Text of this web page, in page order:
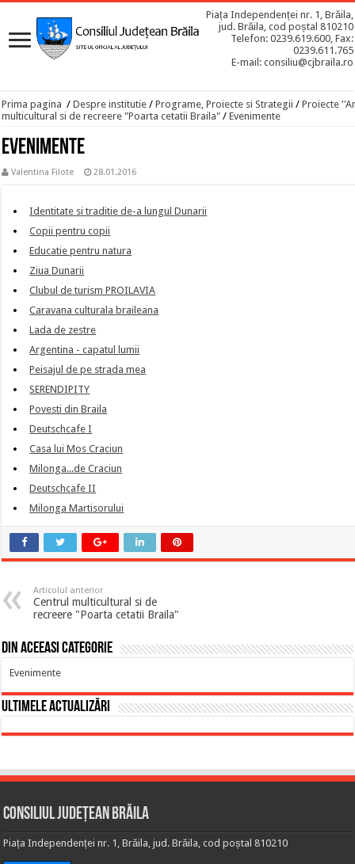
Piața Independenței nr. 1, Brăila,
jud. Brăila, cod poștal 810210
Telefon: 0239.619.600, Fax:
0239.611.765
E-mail: consiliu@cjbraila.ro
Prima pagina / Despre institutie / Programe, Proiecte si Strategii / Proiecte
multicultural si de recreere "Poarta cetatii Braila" / Evenimente
Evenimente
Valentina Filote 28.01.2016
Identitate si traditie de-a lungul Dunarii
Copii pentru copii
Educatie pentru natura
Ziua Dunarii
Clubul de turism PROILAVIA
Caravana culturala braileana
Lada de zestre
Argentina - capatul lumii
Peisajul de pe strada mea
SERENDIPITY
Povesti din Braila
Deutschcafe I
Casa lui Mos Craciun
Milonga...de Craciun
Deutschcafe II
Milonga Martisorului
Articolul anterior
Centrul multicultural si de
recreere "Poarta cetatii Braila"
Din aceeasi categorie
Evenimente
Ultimele actualizări
Consiliul Județean Brăila
Piața Independenței nr. 1, Brăila, jud. Brăila, cod poștal 810210